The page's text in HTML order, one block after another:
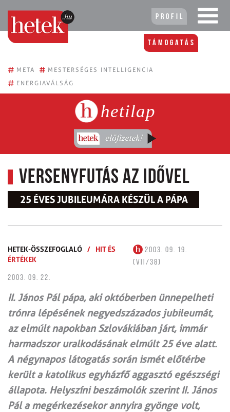
Profil
Támogatás
# META # MESTERSÉGES INTELLIGENCIA
# ENERGIAVÁLSÁG
hetilap
Versenyfutás az idővel
25 ÉVES JUBILEUMÁRA KÉSZÜL A PÁPA
HETEK-ÖSSZEFOGLALÓ /
HIT ÉS
ÉRTÉKEK
2003. 09. 19.
(VII/38)
2003. 09. 22.
II. János Pál pápa, aki októberben ünnepelheti
trónra lépésének negyedszázados jubileumát,
az elmúlt napokban Szlovákiában járt, immár
harmadszor uralkodásának elmúlt 25 éve alatt.
A négynapos látogatás során ismét előtérbe
került a katolikus egyházfő aggasztó egészségi
állapota. Helyszíni beszámolók szerint II. János
Pál a megérkezésekor annyira gyönge volt,